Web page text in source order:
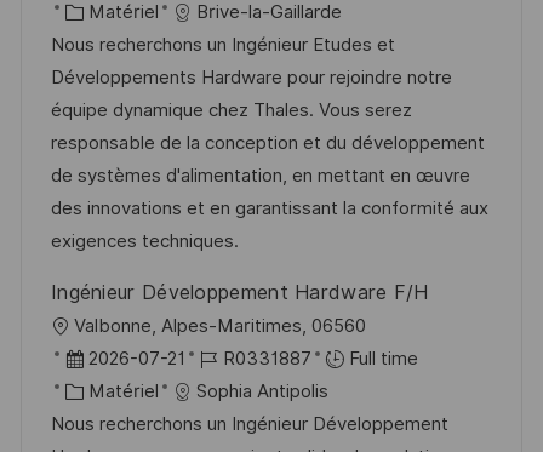
c
a
l
i
s
a
t
i
n
a
t
e
d
’
a
f
f
c
h
a
g
e
é
f
é
r
e
n
c
e
u
p
o
s
t
C
a
t
é
g
o
r
i
Matériel
Brive-la-Gaillarde
Nous recherchons un Ingénieur Etudes et
Développements Hardware pour rejoindre notre
équipe dynamique chez Thales. Vous serez
responsable de la conception et du développement
de systèmes d'alimentation, en mettant en œuvre
des innovations et en garantissant la conformité aux
exigences techniques.
Ingénieur Développement Hardware F/H
o
c
a
Valbonne, Alpes-Maritimes, 06560
D
a
t
2026-07-21
R
é
f
R0331887
Full time
C
a
Matériel
Sophia Antipolis
Nous recherchons un Ingénieur Développement